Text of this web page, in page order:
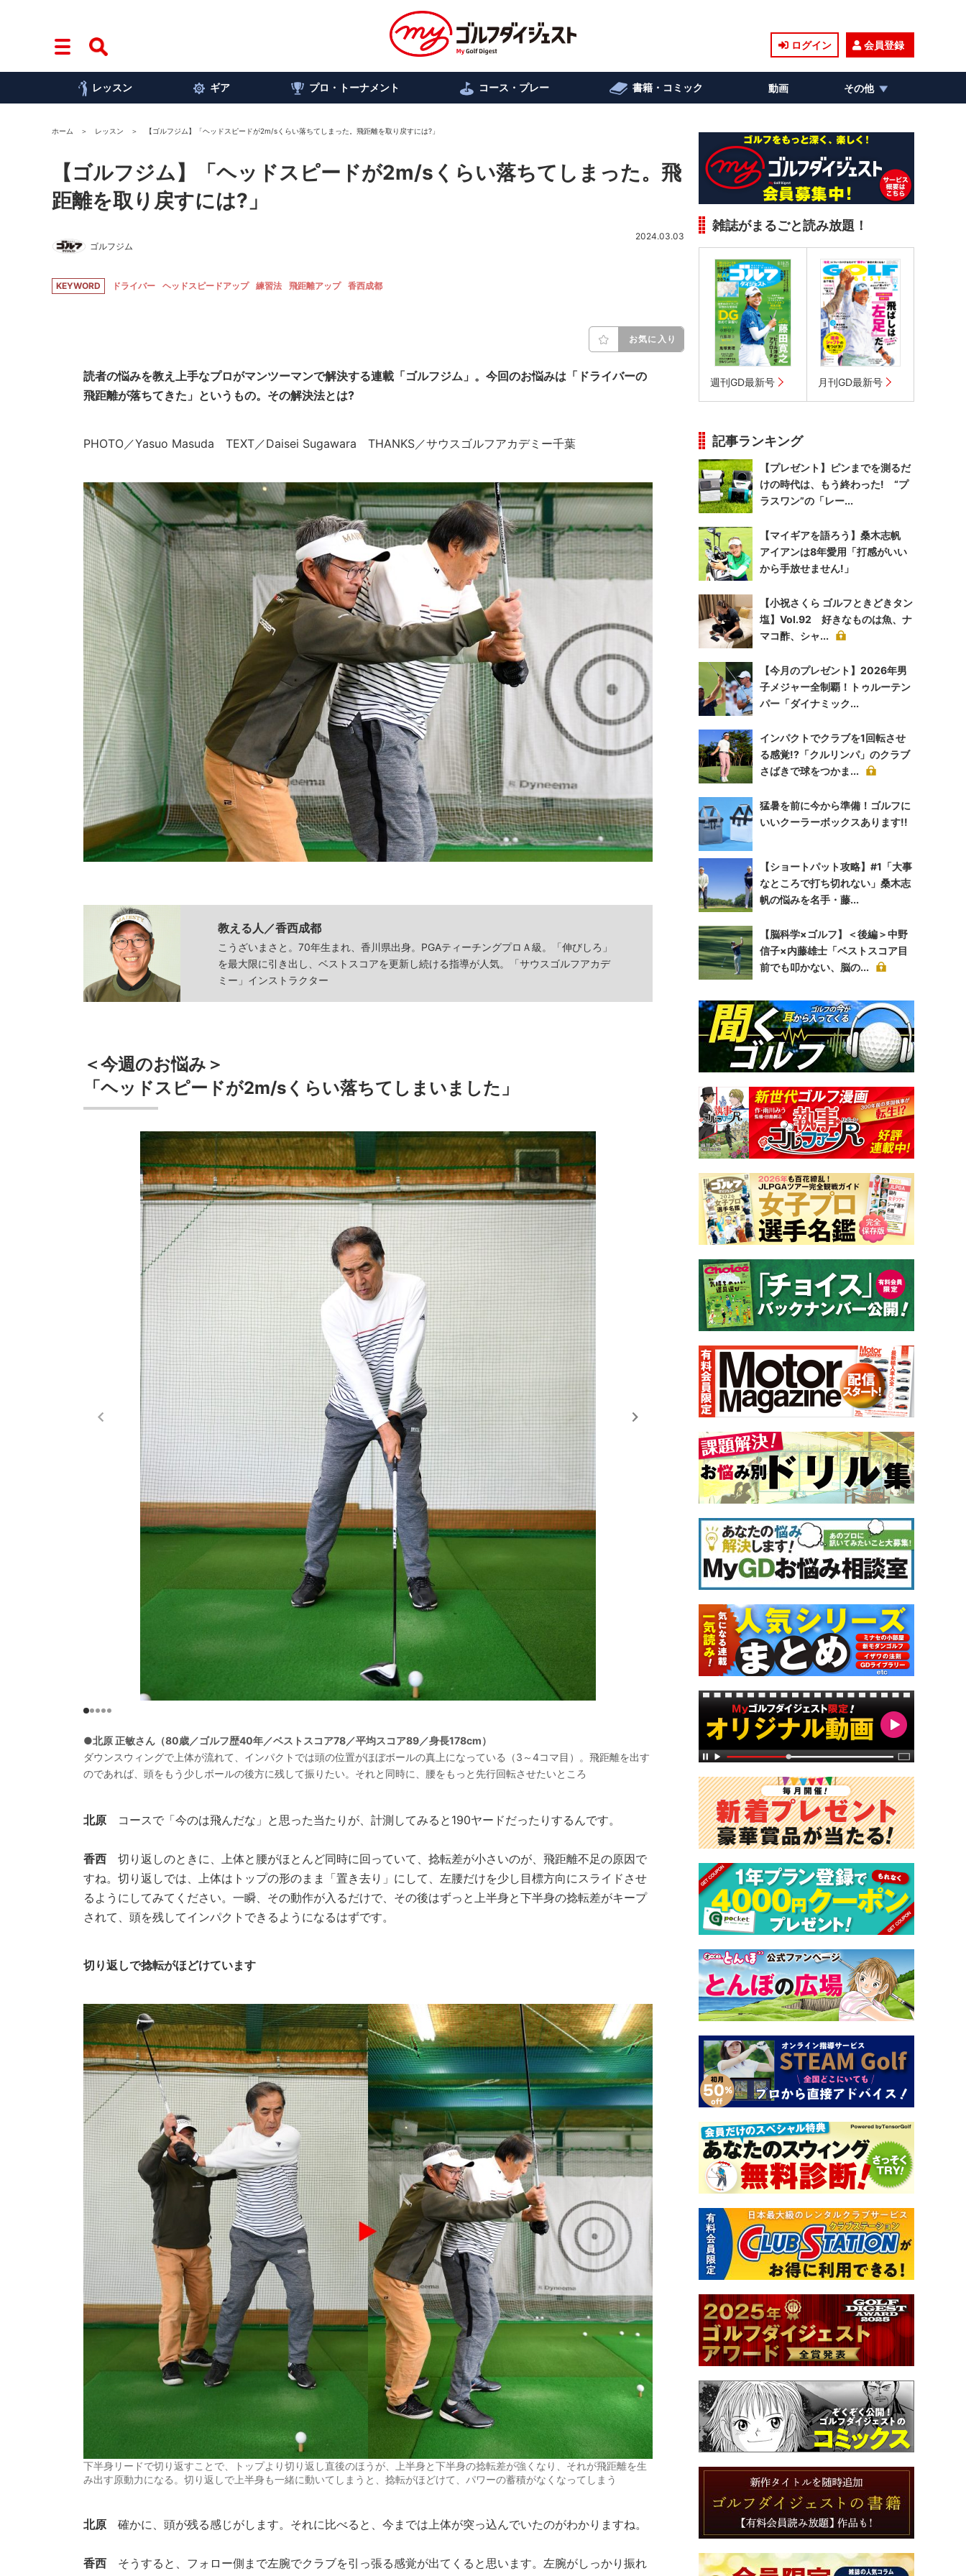
ログイン 会員登録
レッスン ギア プロ・トーナメント コース・プレー 書籍・コミック 動画 その他
ホーム レッスン 【ゴルフジム】「ヘッドスピードが2m/sくらい落ちてしまった。飛距離を取り戻すには?」
【ゴルフジム】「ヘッドスピードが2m/sくらい落ちてしまった。飛
距離を取り戻すには?」
ゴルフジム
2024.03.03
KEYWORD ドライバー ヘッドスピードアップ 練習法 飛距離アップ 香西成都
お気に入り
読者の悩みを教え上手なプロがマンツーマンで解決する連載「ゴルフジム」。今回のお悩みは「ドライバーの
飛距離が落ちてきた」というもの。その解決法とは?
PHOTO／Yasuo Masuda TEXT／Daisei Sugawara THANKS／サウスゴルフアカデミー千葉
教える人／香西成都
こうざいまさと。70年生まれ、香川県出身。PGAティーチングプロＡ級。「伸びしろ」
を最大限に引き出し、ベストスコアを更新し続ける指導が人気。「サウスゴルフアカデ
ミー」インストラクター
＜今週のお悩み＞
「ヘッドスピードが2m/sくらい落ちてしまいました」
●北原 正敏さん（80歳／ゴルフ歴40年／ベストスコア78／平均スコア89／身長178cm）
ダウンスウィングで上体が流れて、インパクトでは頭の位置がほぼボールの真上になっている（3～4コマ目）。飛距離を出す
のであれば、頭をもう少しボールの後方に残して振りたい。それと同時に、腰をもっと先行回転させたいところ
北原 コースで「今のは飛んだな」と思った当たりが、計測してみると190ヤードだったりするんです。
香西 切り返しのときに、上体と腰がほとんど同時に回っていて、捻転差が小さいのが、飛距離不足の原因で
すね。切り返しでは、上体はトップの形のまま「置き去り」にして、左腰だけを少し目標方向にスライドさせ
るようにしてみてください。一瞬、その動作が入るだけで、その後はずっと上半身と下半身の捻転差がキープ
されて、頭を残してインパクトできるようになるはずです。
切り返しで捻転がほどけています
下半身リードで切り返すことで、トップより切り返し直後のほうが、上半身と下半身の捻転差が強くなり、それが飛距離を生
み出す原動力になる。切り返しで上半身も一緒に動いてしまうと、捻転がほどけて、パワーの蓄積がなくなってしまう
北原 確かに、頭が残る感じがします。それに比べると、今までは上体が突っ込んでいたのがわかりますね。
香西 そうすると、フォロー側まで左腕でクラブを引っ張る感覚が出てくると思います。左腕がしっかり振れ
雑誌がまるごと読み放題！
週刊GD最新号 月刊GD最新号
記事ランキング
【プレゼント】ピンまでを測るだ
けの時代は、もう終わった! “プ
ラスワン”の「レー...
【マイギアを語ろう】桑木志帆
アイアンは8年愛用「打感がいい
から手放せません!」
【小祝さくら ゴルフときどきタン
塩】Vol.92 好きなものは魚、ナ
マコ酢、シャ...
【今月のプレゼント】2026年男
子メジャー全制覇！トゥルーテン
パー「ダイナミック...
インパクトでクラブを1回転させ
る感覚!?「クルリンパ」のクラブ
さばきで球をつかま...
猛暑を前に今から準備！ゴルフに
いいクーラーボックスあります!!
【ショートパット攻略】#1「大事
なところで打ち切れない」桑木志
帆の悩みを名手・藤...
【脳科学×ゴルフ】＜後編＞中野
信子×内藤雄士「ベストスコア目
前でも叩かない、脳の...